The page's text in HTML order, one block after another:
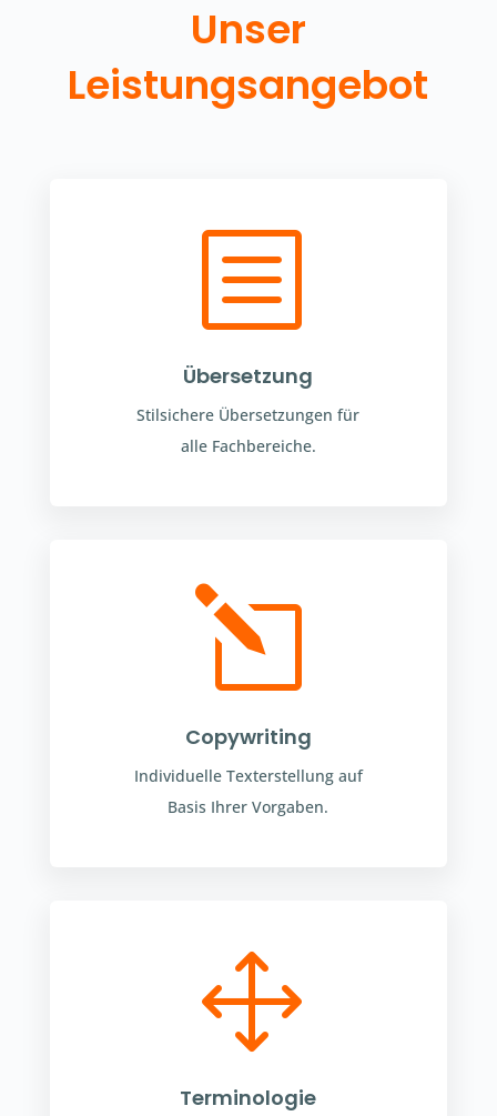
Unser
Leistungsangebot
b
Übersetzung
Stilsichere Übersetzungen für
alle Fachbereiche.
l
Copywriting
Individuelle Texterstellung auf
Basis Ihrer Vorgaben.
1
Terminologie